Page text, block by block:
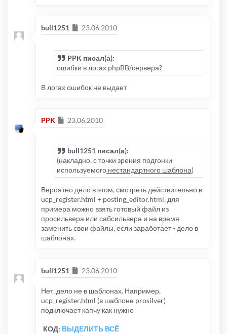
bull1251 Сообщение
23.06.2010
PPK писал(а):
ошибки в логах phpBB/сервера?
В логах ошибок не выдает
PPK Сообщение
23.06.2010
bull1251 писал(а):
(накладно, с точки зрения подгонки
используемого нестандартного шаблона)
Вероятно дело в этом, смотреть действительно в
ucp_register.html + posting_editor.html, для
примера можно взять готовый файл из
просильвера или сабсильвера и на время
заменить свои файлы, если заработает - дело в
шаблонах.
bull1251 Сообщение
23.06.2010
Нет, дело не в шаблонах. Например,
ucp_register.html (в шаблоне prosilver)
подключает капчу как нужно
КОД: ВЫДЕЛИТЬ ВСЁ